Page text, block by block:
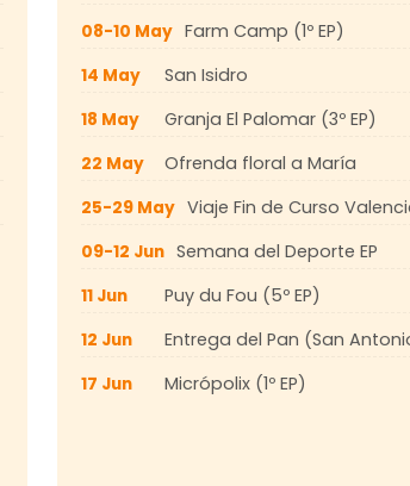
08-10 May Farm Camp (1º EP)
14 May San Isidro
18 May Granja El Palomar (3º EP)
22 May Ofrenda floral a María
25-29 May Viaje Fin de Curso
09-12 Jun Semana del Deporte EP
11 Jun Puy du Fou (5º EP)
12 Jun Entrega del Pan (San
17 Jun Micrópolix (1º EP)